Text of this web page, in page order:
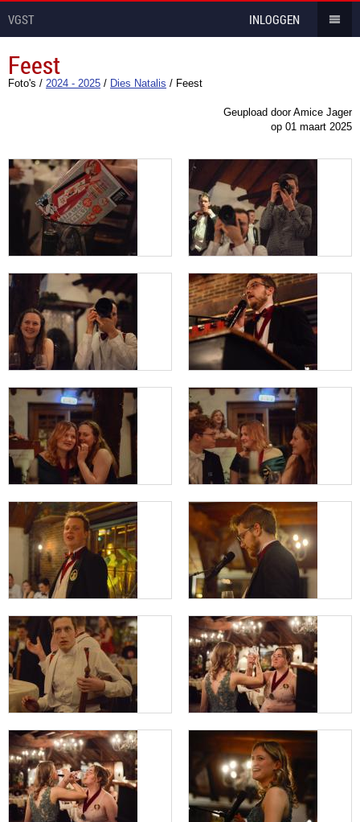
VGST INLOGGEN
Feest
Foto's / 2024 - 2025 / Dies Natalis / Feest
Geupload door Amice Jager
op 01 maart 2025